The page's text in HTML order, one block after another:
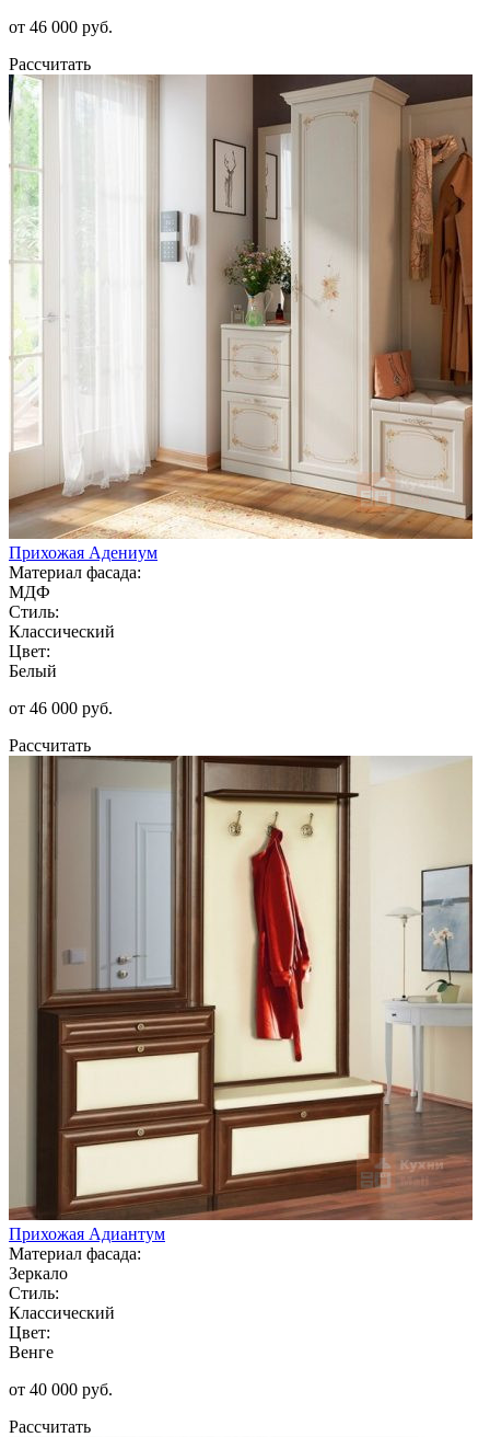
от 46 000 руб.
Рассчитать
Прихожая Адениум
Материал фасада:
МДФ
Стиль:
Классический
Цвет:
Белый
от 46 000 руб.
Рассчитать
Прихожая Адиантум
Материал фасада:
Зеркало
Стиль:
Классический
Цвет:
Венге
от 40 000 руб.
Рассчитать